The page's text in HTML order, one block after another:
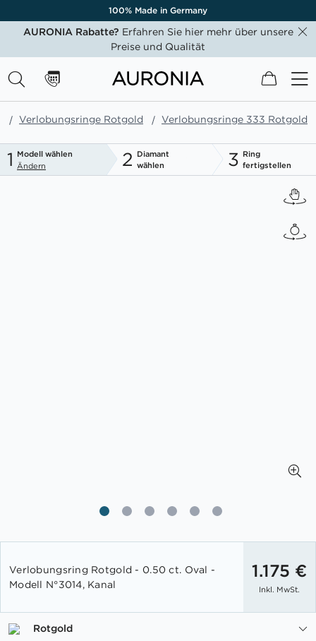
100% Made in Germany
AURONIA Rabatte? Erfahren Sie hier mehr über unsere
Preise und Qualität
Mein
Verlobungsringe Rotgold Verlobungsringe 333 Rotgold
1 Modell wählen
Ändern
2 Diamant
wählen
3 Ring
fertigstellen
Anfang
der
Bildgalerie
Verlobungsring Rotgold - 0.50 ct. Oval -
Modell N°3014, Kanal
1.175 €
Inkl. MwSt.
Rotgold